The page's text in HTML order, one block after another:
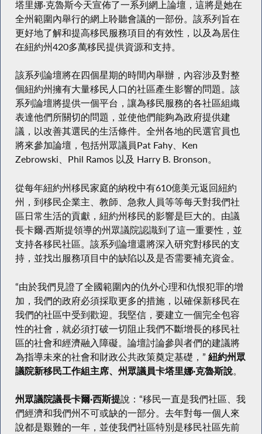
塔里娜·克魯斯今天宣佈了一系列網上論壇，這將是她在
全州範圍內舉行的網上聆聽會議的一部份。該系列旨在
更好地了解和提高移民服務項目的有效性，以及為居住
在紐約州420多萬移民提供資源和支持。
該系列論壇將在四個星期的時間內舉辦，內容涉及對整
個紐約州擁有大量移民人口的社區產生影響的問題。該
系列論壇將提供一個平台，讓為移民服務的各社區組織
表達他們所關切的問題，並使他們能夠為政府提供建
議，以改善其選民的生活條件。全州各地的民選官員也
將來參加論壇，包括州眾議員Pat Fahy、Ken
Zebrowski、Phil Ramos 以及 Harry B. Bronson。
從每年紐約州移民家庭的納稅中有610億美元返回紐約
州，到移民企業主、教師、急救人員等等每天對我們社
區日常生活的貢獻，紐約州移民的影響是巨大的。由議
長卡爾·西斯提領導的州眾議院認識到了這一重要性，並
支持各移民社區。該系列論壇還將深入研究對移民的支
持，並找出服務項目中的缺陷以及是否需要補充資金。
“由於我們見證了全國範圍內的仇外心理和仇恨犯罪的增
加，我們的政府必須採取更多的措施，以確保新移民在
我們的社區中受到歡迎。我堅信，要建立一個完全包容
性的社會，就必須打破一切阻止我們不斷增長的移民社
區的社會和經濟融入障礙。論壇討論參與者們的建議將
為指導未來的社會和財政公共政策奠定基礎，” 紐約州眾
議院新移民工作組主席、州眾議員卡塔里娜·克魯斯說。
州眾議院議長卡爾·西斯提說：“移民一直是我們社區、我
們經濟和我們州不可或缺的一部分。去年對每一個人來
說都是艱難的一年，並使我們社區特別是移民社區先前